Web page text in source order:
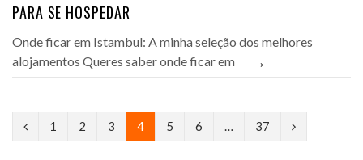
PARA SE HOSPEDAR
Onde ficar em Istambul: A minha seleção dos melhores
alojamentos Queres saber onde ficar em
→
P
1 2 3 4 5 6 … 37
N